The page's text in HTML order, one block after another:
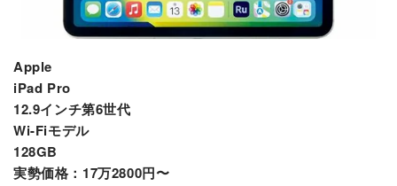
Apple
iPad Pro
12.9インチ第6世代
Wi-Fiモデル
128GB
実勢価格：17万2800円〜